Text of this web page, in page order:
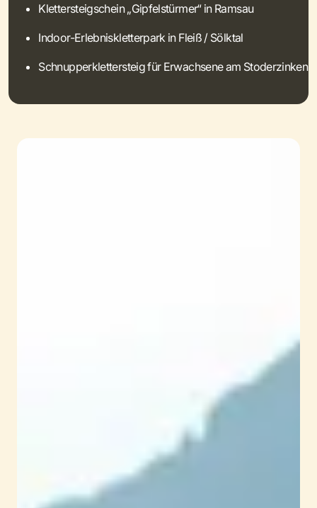
Klettersteigschein „Gipfelstürmer“ in Ramsau
Indoor-Erlebniskletterpark in Fleiß / Sölktal
Schnupperklettersteig für Erwachsene am Stoderzinken